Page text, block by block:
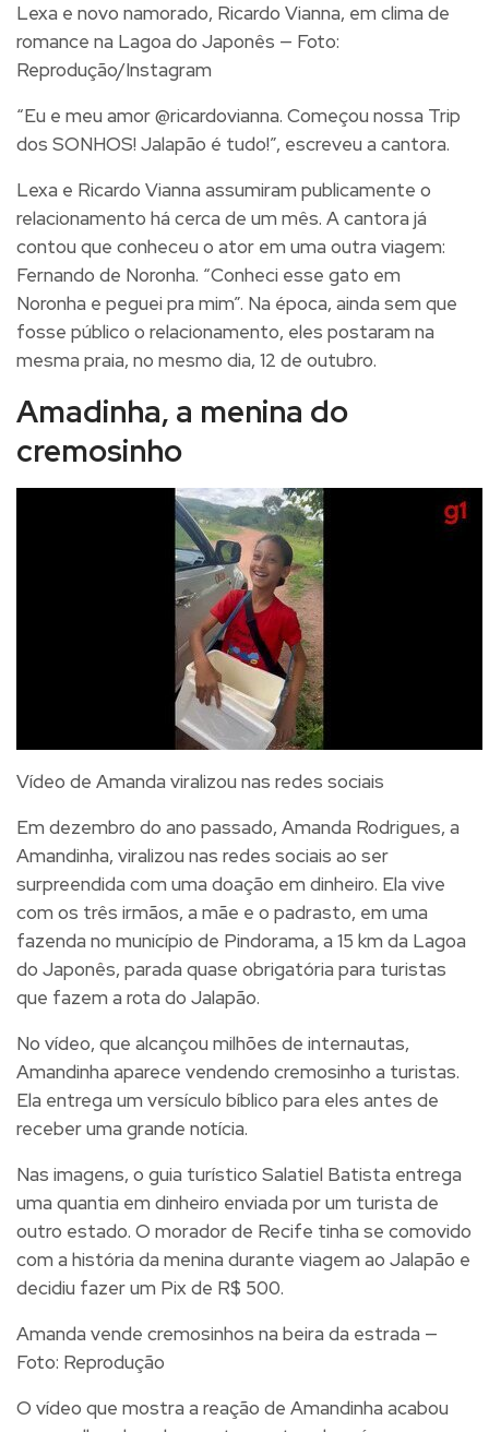
Lexa e novo namorado, Ricardo Vianna, em clima de
romance na Lagoa do Japonês — Foto:
Reprodução/Instagram
“Eu e meu amor @ricardovianna. Começou nossa Trip
dos SONHOS! Jalapão é tudo!”, escreveu a cantora.
Lexa e Ricardo Vianna assumiram publicamente o
relacionamento há cerca de um mês. A cantora já
contou que conheceu o ator em uma outra viagem:
Fernando de Noronha. “Conheci esse gato em
Noronha e peguei pra mim”. Na época, ainda sem que
fosse público o relacionamento, eles postaram na
mesma praia, no mesmo dia, 12 de outubro.
Amadinha, a menina do
cremosinho
Vídeo de Amanda viralizou nas redes sociais
Em dezembro do ano passado, Amanda Rodrigues, a
Amandinha, viralizou nas redes sociais ao ser
surpreendida com uma doação em dinheiro. Ela vive
com os três irmãos, a mãe e o padrasto, em uma
fazenda no município de Pindorama, a 15 km da Lagoa
do Japonês, parada quase obrigatória para turistas
que fazem a rota do Jalapão.
No vídeo, que alcançou milhões de internautas,
Amandinha aparece vendendo cremosinho a turistas.
Ela entrega um versículo bíblico para eles antes de
receber uma grande notícia.
Nas imagens, o guia turístico Salatiel Batista entrega
uma quantia em dinheiro enviada por um turista de
outro estado. O morador de Recife tinha se comovido
com a história da menina durante viagem ao Jalapão e
decidiu fazer um Pix de R$ 500.
Amanda vende cremosinhos na beira da estrada —
Foto: Reprodução
O vídeo que mostra a reação de Amandinha acabou